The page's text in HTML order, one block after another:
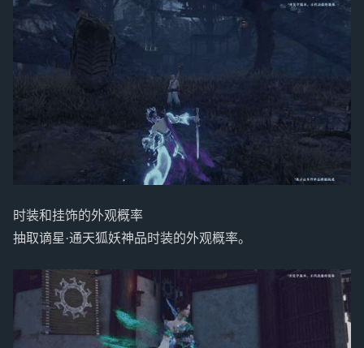
时装和挂饰的外观概率
抽取谪星·通天狐妖神品时装的外观概率。